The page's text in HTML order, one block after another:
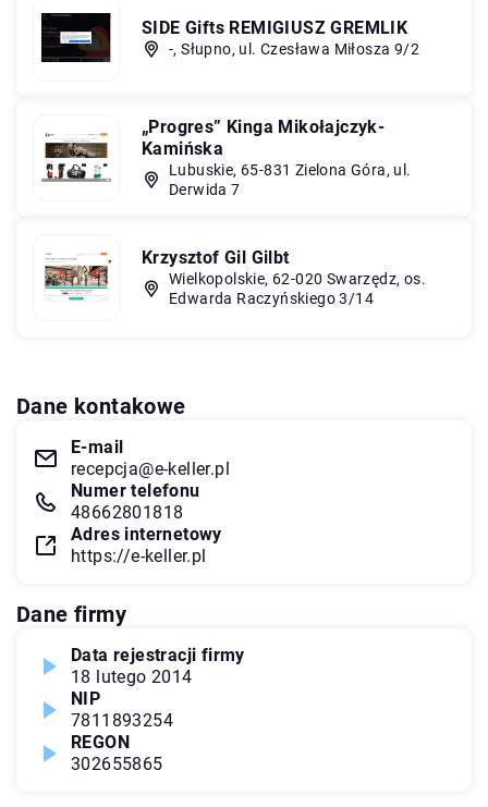
SIDE Gifts REMIGIUSZ GREMLIK
-, Słupno, ul. Czesława Miłosza 9/2
„Progres” Kinga Mikołajczyk-
Kamińska
Lubuskie, 65-831 Zielona Góra, ul.
Derwida 7
Krzysztof Gil Gilbt
Wielkopolskie, 62-020 Swarzędz, os.
Edwarda Raczyńskiego 3/14
Dane kontakowe
E-mail
recepcja@e-keller.pl
Numer telefonu
48662801818
Adres internetowy
https://e-keller.pl
Dane firmy
Data rejestracji firmy
18 lutego 2014
NIP
7811893254
REGON
302655865